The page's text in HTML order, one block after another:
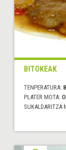
BITOKEAK
TENPERATURA:
PLATER MOTA:
SUKALDARITZA